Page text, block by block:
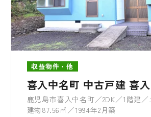
収益物件・他
喜入中名町 中古戸建 喜
鹿児島市喜入中名町／2DK／1階建／
建物87.56㎡／1994年2月築